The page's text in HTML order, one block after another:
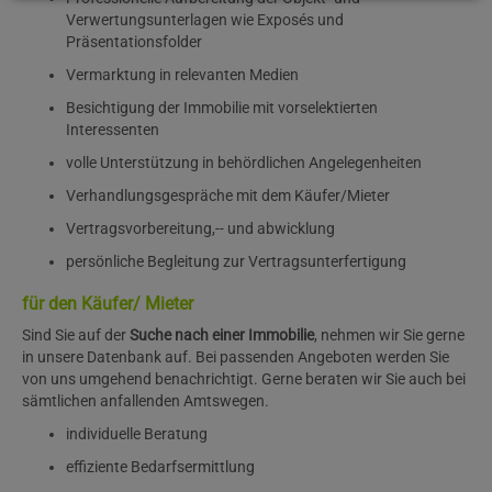
Verwertungsunterlagen wie Exposés und
Präsentationsfolder
Vermarktung in relevanten Medien
Besichtigung der Immobilie mit vorselektierten
Interessenten
volle Unterstützung in behördlichen Angelegenheiten
Verhandlungsgespräche mit dem Käufer/Mieter
Vertragsvorbereitung,-- und abwicklung
persönliche Begleitung zur Vertragsunterfertigung
für den Käufer/ Mieter
Sind Sie auf derSuche nach einer Immobilie, nehmen wir Sie gerne
in unsere Datenbank auf. Bei passenden Angeboten werden Sie
von uns umgehend benachrichtigt. Gerne beraten wir Sie auch bei
sämtlichen anfallenden Amtswegen.
individuelle Beratung
effiziente Bedarfsermittlung